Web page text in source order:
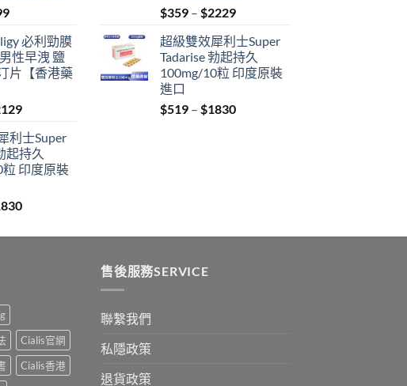
Current
is:
$399.
必利勁膜
性早洩 鹽
片【香港藥
Price
$829
through
$2129
利士Super
起持久
印度原裝
Price
$519
$359 – $2229Price
$359
through
$2229
超級雙效犀利士Super
Tadarise 勃起持久
100mg/10粒 印度原裝
進口
$519 – $1830Price
Cialis官網
Cialis香港
售後服務SERVICE
聯繫我們
私隱政策
退貨政策